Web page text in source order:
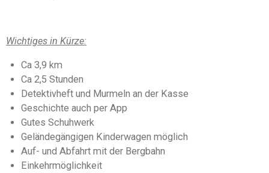
Wichtiges in Kürze:
Ca 3,9 km
Ca 2,5 Stunden
Detektivheft und Murmeln an der Kasse
Geschichte auch per App
Gutes Schuhwerk
Geländegängigen Kinderwagen möglich
Auf- und Abfahrt mit der Bergbahn
Einkehrmöglichkeit